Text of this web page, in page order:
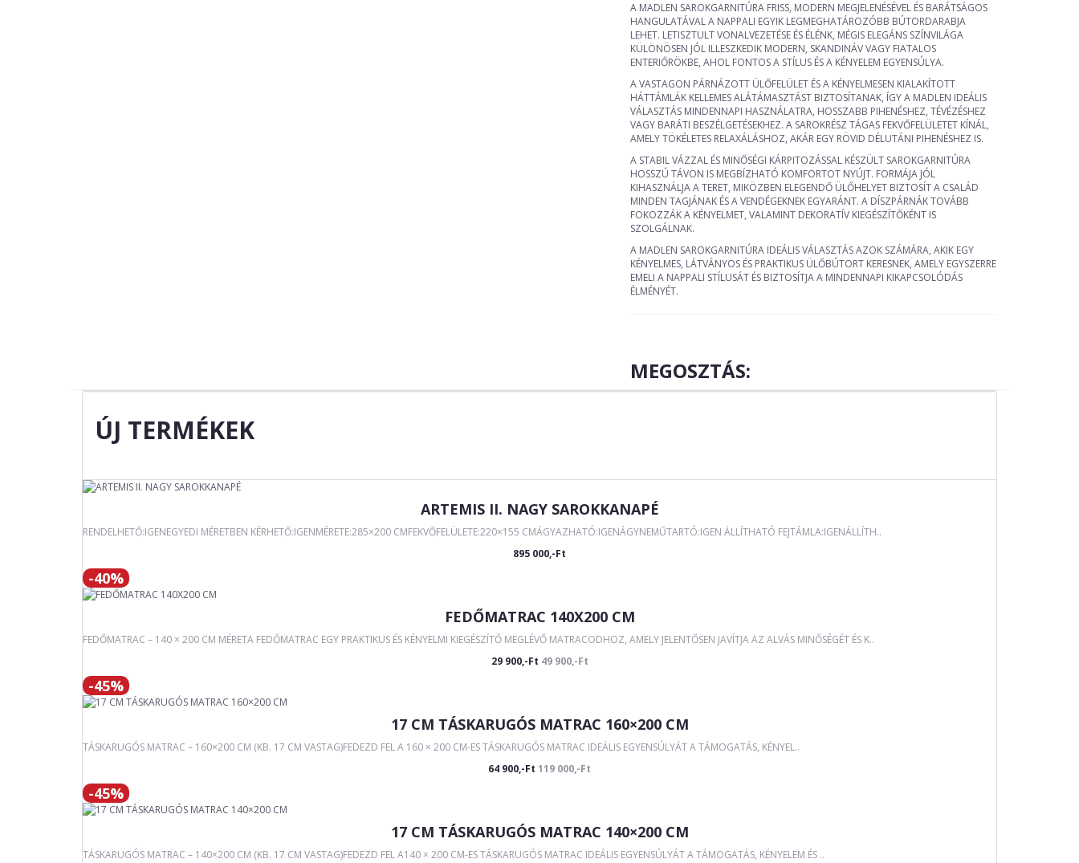
A MADLEN SAROKGARNITÚRA FRISS, MODERN MEGJELENÉSÉVEL ÉS BARÁTSÁGOS
HANGULATÁVAL A NAPPALI EGYIK LEGMEGHATÁROZÓBB BÚTORDARABJA
LEHET. LETISZTULT VONALVEZETÉSE ÉS ÉLÉNK, MÉGIS ELEGÁNS SZÍNVILÁGA
KÜLÖNÖSEN JÓL ILLESZKEDIK MODERN, SKANDINÁV VAGY FIATALOS
ENTERIŐRÖKBE, AHOL FONTOS A STÍLUS ÉS A KÉNYELEM EGYENSÚLYA.
A VASTAGON PÁRNÁZOTT ÜLŐFELÜLET ÉS A KÉNYELMESEN KIALAKÍTOTT
HÁTTÁMLÁK KELLEMES ALÁTÁMASZTÁST BIZTOSÍTANAK, ÍGY A MADLEN IDEÁLIS
VÁLASZTÁS MINDENNAPI HASZNÁLATRA, HOSSZABB PIHENÉSHEZ, TÉVÉZÉSHEZ
VAGY BARÁTI BESZÉLGETÉSEKHEZ. A SAROKRÉSZ TÁGAS FEKVŐFELÜLETET KÍNÁL,
AMELY TÖKÉLETES RELAXÁLÁSHOZ, AKÁR EGY RÖVID DÉLUTÁNI PIHENÉSHEZ IS.
A STABIL VÁZZAL ÉS MINŐSÉGI KÁRPITOZÁSSAL KÉSZÜLT SAROKGARNITÚRA
HOSSZÚ TÁVON IS MEGBÍZHATÓ KOMFORTOT NYÚJT. FORMÁJA JÓL
KIHASZNÁLJA A TERET, MIKÖZBEN ELEGENDŐ ÜLŐHELYET BIZTOSÍT A CSALÁD
MINDEN TAGJÁNAK ÉS A VENDÉGEKNEK EGYARÁNT. A DÍSZPÁRNÁK TOVÁBB
FOKOZZÁK A KÉNYELMET, VALAMINT DEKORATÍV KIEGÉSZÍTŐKÉNT IS
SZOLGÁLNAK.
A MADLEN SAROKGARNITÚRA IDEÁLIS VÁLASZTÁS AZOK SZÁMÁRA, AKIK EGY
KÉNYELMES, LÁTVÁNYOS ÉS PRAKTIKUS ÜLŐBÚTORT KERESNEK, AMELY EGYSZERRE
EMELI A NAPPALI STÍLUSÁT ÉS BIZTOSÍTJA A MINDENNAPI KIKAPCSOLÓDÁS
ÉLMÉNYÉT.
MEGOSZTÁS:
ÚJ TERMÉKEK
ARTEMIS II. NAGY SAROKKANAPÉ
RENDELHETŐ:IGENEGYEDI MÉRETBEN KÉRHETŐ:IGENMÉRETE:285×200 CMFEKVŐFELÜLETE:220×155 CMÁGYAZHATÓ:IGENÁGYNEMŰTARTÓ:IGEN ÁLLÍTHATÓ FEJTÁMLA:IGENÁLLÍTH..
895 000,-Ft
-40%
FEDŐMATRAC 140X200 CM
FEDŐMATRAC – 140 × 200 CM MÉRETA FEDŐMATRAC EGY PRAKTIKUS ÉS KÉNYELMI KIEGÉSZÍTŐ MEGLÉVŐ MATRACODHOZ, AMELY JELENTŐSEN JAVÍTJA AZ ALVÁS MINŐSÉGÉT ÉS K..
29 900,-Ft 49 900,-Ft
-45%
17 CM TÁSKARUGÓS MATRAC 160×200 CM
TÁSKARUGÓS MATRAC – 160×200 CM (KB. 17 CM VASTAG)FEDEZD FEL A 160 × 200 CM-ES TÁSKARUGÓS MATRAC IDEÁLIS EGYENSÚLYÁT A TÁMOGATÁS, KÉNYEL..
64 900,-Ft 119 000,-Ft
-45%
17 CM TÁSKARUGÓS MATRAC 140×200 CM
TÁSKARUGÓS MATRAC – 140×200 CM (KB. 17 CM VASTAG)FEDEZD FEL A140 × 200 CM-ES TÁSKARUGÓS MATRAC IDEÁLIS EGYENSÚLYÁT A TÁMOGATÁS, KÉNYELEM ÉS ..